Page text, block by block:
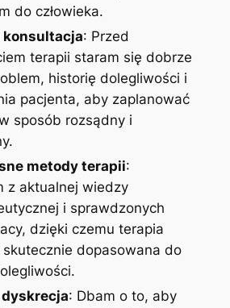
do człowieka.
konsultacja: Przed
terapii staram się dobrze
historię dolegliwości i
pacjenta, aby zaplanować
sposób rozsądny i
metody terapii:
z aktualnej wiedzy
i sprawdzonych
dzięki czemu terapia
dopasowana do
: Dbam o to, aby